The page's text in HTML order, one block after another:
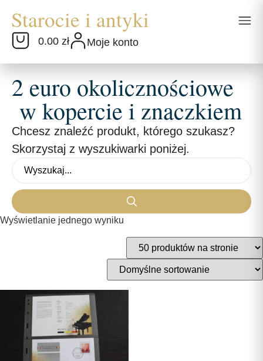
0.00 zł Moje konto
2 euro okolicznościowe
w kopercie i znaczkiem
Chcesz znaleźć produkt, którego szukasz?
Skorzystaj z wyszukiwarki poniżej.
Wyświetlanie jednego wyniku